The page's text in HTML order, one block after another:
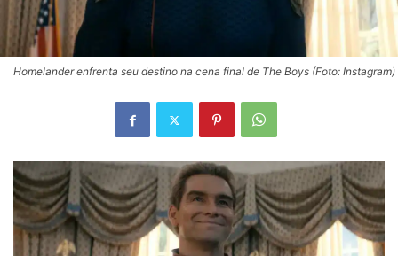
Homelander enfrenta seu destino na cena final de The Boys (Foto: Instagram)